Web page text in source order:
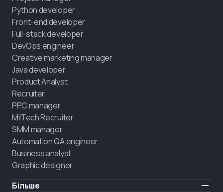
Python developer
Front-end developer
Full-stack developer
DevOps engineer
Creative marketing manager
Java developer
Product Analyst
Recruiter
PPC manager
MilTech Recruiter
SMM manager
Automation QA engineer
Business analyst
Graphic designer
Більше